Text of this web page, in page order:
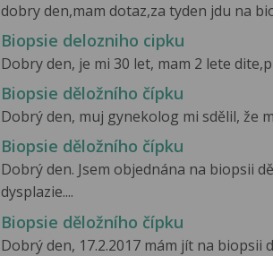
dobry den,mam dotaz,za tyden jdu na
Biopsie delozniho cipku
Dobry den, je mi 30 let, mam 2 lete
Biopsie děložního čípku
Dobrý den, muj gynekolog mi sdělil, že
Biopsie děložního čípku
Dobrý den. Jsem objednána na biopsii
dysplazie....
Biopsie děložního čípku
Dobrý den, 17.2.2017 mám jít na biopsii